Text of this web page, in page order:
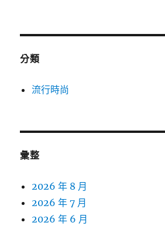
分類
流行時尚
彙整
2026 年 8 月
2026 年 7 月
2026 年 6 月